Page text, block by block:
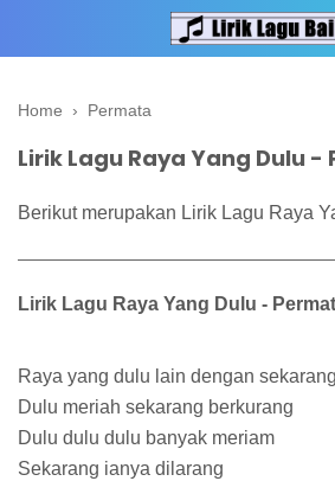
Home › Permata
Lirik Lagu Raya Yang Dulu -
Berikut merupakan Lirik Lagu Raya
Lirik Lagu Raya Yang Dulu -
Raya yang dulu lain dengan sekarang
Dulu meriah sekarang berkurang
Dulu dulu dulu banyak meriam
Sekarang ianya dilarang